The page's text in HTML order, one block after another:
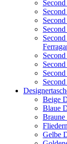
Beige
Blaue
Braune
Gelbe